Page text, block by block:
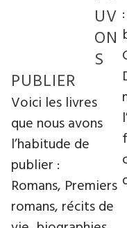
UV
ON
S
PUBLIER
Voici les livres
que nous avons
l’habitude de
publier :
Romans, Premiers
romans, récits de